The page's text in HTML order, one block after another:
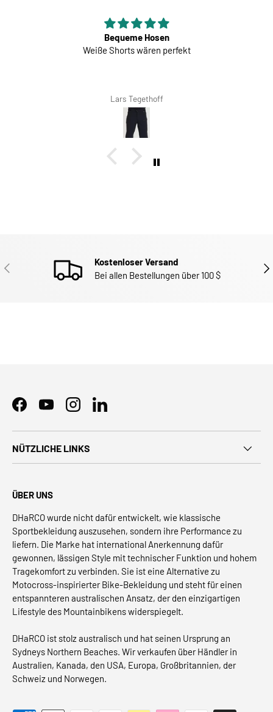
Bequeme Hosen
Weiße Shorts wären perfekt
Lars Tegethoff
ZURÜCK
Kostenloser Versand
Bei allen Bestellungen über 100 $
FacebookYouTubeInstagramLinkedIn
NÜTZLICHE LINKS
ÜBER UNS
DHaRCO wurde nicht dafür entwickelt, wie klassische
Sportbekleidung auszusehen, sondern ihre Performance zu
liefern. Die Marke hat international Anerkennung dafür
gewonnen, lässigen Style mit technischer Funktion und hohem
Tragekomfort zu verbinden. Sie ist eine Alternative zu
Motocross-inspirierter Bike-Bekleidung und steht für einen
entspannteren australischen Ansatz, der den einzigartigen
Lifestyle des Mountainbikens widerspiegelt.
DHaRCO ist stolz australisch und hat seinen Ursprung an
Sydneys Northern Beaches. Wir verkaufen über Händler in
Australien, Kanada, den USA, Europa, Großbritannien, der
Schweiz und Norwegen.